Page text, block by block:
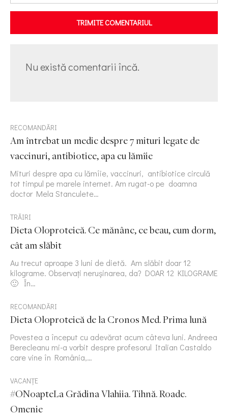
TRIMITE COMENTARIUL
Nu există comentarii încă.
RECOMANDĂRI
Am întrebat un medic despre 7 mituri legate de
vaccinuri, antibiotice, apa cu lămîie
Mituri despre apa cu lămîie, vaccinuri, antibiotice circulă
tot timpul pe marele internet. Am rugat-o pe doamna
doctor Mela Stanculete…
TRĂIRI
Dieta Oloproteică. Ce mănânc, ce beau, cum dorm,
cât am slăbit
Au trecut aproape 3 luni de dietă. Am slăbit doar 12
kilograme. Observați nerușinarea, da? DOAR 12 KILOGRAME
🙂 În…
RECOMANDĂRI
Dieta Oloproteică de la Cronos Med. Prima lună
Povestea a început cu adevărat acum câteva luni. Andreea
Berecleanu mi-a vorbit despre profesorul Italian Castaldo
care vine în România,…
VACANȚE
#ONoapteLa Grădina Vlahiia. Tihnă. Roade.
Omenie